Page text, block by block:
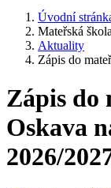
Úvodní
Mateřská škola
Aktuality
Zápis do
Zápis do
Oskava
2026/